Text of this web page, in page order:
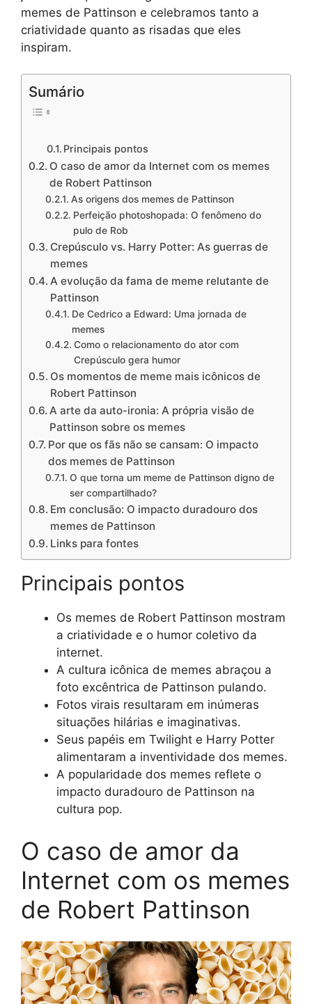
memes de Pattinson e celebramos tanto a
criatividade quanto as risadas que eles
inspiram.
Sumário
Principais pontos
O caso de amor da Internet com os memes
de Robert Pattinson
As origens dos memes de Pattinson
Perfeição photoshopada: O fenômeno do
pulo de Rob
Crepúsculo vs. Harry Potter: As guerras de
memes
A evolução da fama de meme relutante de
Pattinson
De Cedrico a Edward: Uma jornada de
memes
Como o relacionamento do ator com
Crepúsculo gera humor
Os momentos de meme mais icônicos de
Robert Pattinson
A arte da auto-ironia: A própria visão de
Pattinson sobre os memes
Por que os fãs não se cansam: O impacto
dos memes de Pattinson
O que torna um meme de Pattinson digno de
ser compartilhado?
Em conclusão: O impacto duradouro dos
memes de Pattinson
Links para fontes
Principais pontos
Os memes de Robert Pattinson mostram
a criatividade e o humor coletivo da
internet.
A cultura icônica de memes abraçou a
foto excêntrica de Pattinson pulando.
Fotos virais resultaram em inúmeras
situações hilárias e imaginativas.
Seus papéis em Twilight e Harry Potter
alimentaram a inventividade dos memes.
A popularidade dos memes reflete o
impacto duradouro de Pattinson na
cultura pop.
O caso de amor da
Internet com os memes
de Robert Pattinson